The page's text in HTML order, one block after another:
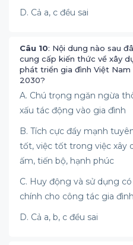
D. Cả a, c đều sai
Câu 10: Nội dung nào sau
cung cấp kiến thức về xây
phát triển gia đình Việt
2030?
A. Chú trọng ngăn ngừa
xấu tác động vào gia đình
B. Tích cực đẩy mạnh
tốt, việc tốt trong việc xây
ấm, tiến bộ, hạnh phúc
C. Huy động và sử dụng
chính cho công tác gia đình
D. Cả a, b, c đều sai